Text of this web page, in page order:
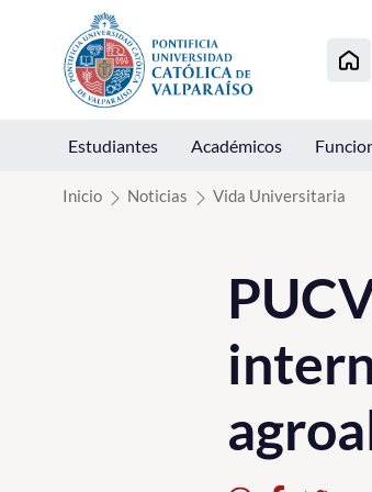
Click acá para ir directamente al contenido
Estudiantes Académicos
Inicio Noticias Vida Universitaria